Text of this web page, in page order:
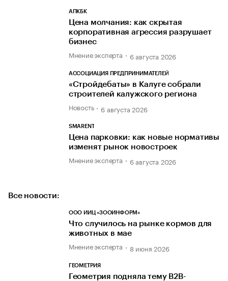
АПКБК
Цена молчания: как скрытая
корпоративная агрессия разрушает
бизнес
Мнение эксперта 6 августа 2026
АССОЦИАЦИЯ ПРЕДПРИНИМАТЕЛЕЙ
«Стройдебаты» в Калуге собрали
строителей калужского региона
Новость 6 августа 2026
SMARENT
Цена парковки: как новые нормативы
изменят рынок новостроек
Мнение эксперта 6 августа 2026
Все новости:
ООО ИИЦ «ЗООИНФОРМ»
Что случилось на рынке кормов для
животных в мае
Мнение эксперта 8 июня 2026
ГЕОМЕТРИЯ
Геометрия подняла тему B2B-